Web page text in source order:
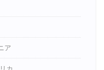
ア